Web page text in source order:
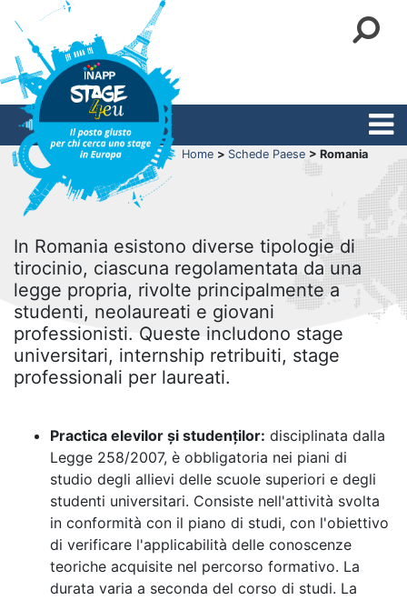
Home > Schede Paese > Romania
In Romania esistono diverse tipologie di
tirocinio, ciascuna regolamentata da una
legge propria, rivolte principalmente a
studenti, neolaureati e giovani
professionisti. Queste includono stage
universitari, internship retribuiti, stage
professionali per laureati.
Practica elevilor și studenților: disciplinata dalla
Legge 258/2007, è obbligatoria nei piani di
studio degli allievi delle scuole superiori e degli
studenti universitari. Consiste nell'attività svolta
in conformità con il piano di studi, con l'obiettivo
di verificare l'applicabilità delle conoscenze
teoriche acquisite nel percorso formativo. La
durata varia a seconda del corso di studi. La